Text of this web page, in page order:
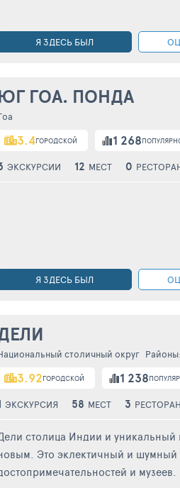
Я ЗДЕСЬ БЫЛ
ГОА. ПОНДА
3.4ГОРОДСКОЙ 1 268
ЭКСКУРСИИ 12 МЕСТ 0
Я ЗДЕСЬ БЫЛ
столичный округ Районы:
3.92ГОРОДСКОЙ 1 238
ЭКСКУРСИЯ 58 МЕСТ 3
столица Индии и уникальный
Это эклектичный и шумный
и